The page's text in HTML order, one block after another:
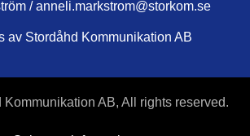
/anneli.markstrom@storkom.se
av Stordåhd Kommunikation AB
Kommunikation AB, All rights reserved.